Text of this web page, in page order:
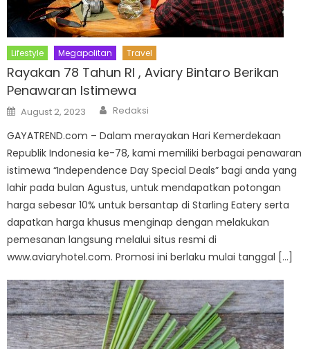
Lifestyle Megapolitan Travel
Rayakan 78 Tahun RI , Aviary Bintaro Berikan
Penawaran Istimewa
Posted
on
August 2, 2023 Author
Redaksi
GAYATREND.com – Dalam merayakan Hari Kemerdekaan
Republik Indonesia ke-78, kami memiliki berbagai penawaran
istimewa “Independence Day Special Deals” bagi anda yang
lahir pada bulan Agustus, untuk mendapatkan potongan
harga sebesar 10% untuk bersantap di Starling Eatery serta
dapatkan harga khusus menginap dengan melakukan
pemesanan langsung melalui situs resmi di
www.aviaryhotel.com. Promosi ini berlaku mulai tanggal […]